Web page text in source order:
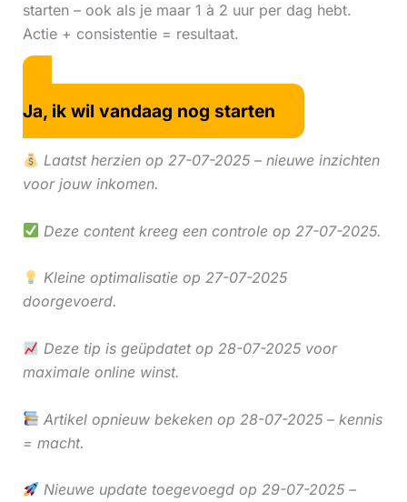
starten – ook als je maar 1 à 2 uur per dag hebt.
Actie + consistentie = resultaat.
Ja, ik wil vandaag nog starten
Laatst herzien op 27-07-2025 – nieuwe inzichten
voor jouw inkomen.
Deze content kreeg een controle op 27-07-2025.
Kleine optimalisatie op 27-07-2025
doorgevoerd.
Deze tip is geüpdatet op 28-07-2025 voor
maximale online winst.
Artikel opnieuw bekeken op 28-07-2025 – kennis
= macht.
Nieuwe update toegevoegd op 29-07-2025 –